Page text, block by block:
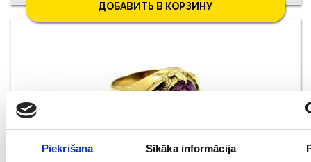
Piekrišana Sīkāka informācija
ДОБАВИТЬ В КОРЗИНУ